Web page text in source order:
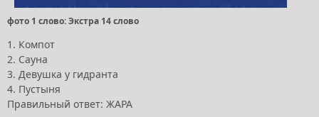
фото 1 слово: Экстра 14 слово
1. Компот
2. Сауна
3. Девушка у гидранта
4. Пустыня
Правильный ответ: ЖАРА